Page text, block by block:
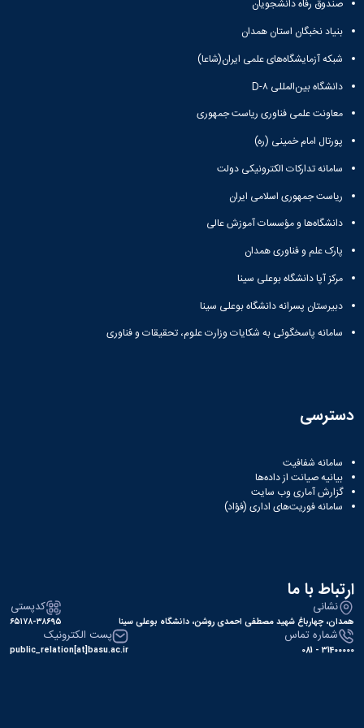
Research
صندوق رفاه دانشجویان
بنیاد نخبگان استان همدان
شبکه آزمایشگاه‌های علمی ایران(شاعا)
دانشگاه بین‌المللی D-۸
معاونت علمی فناوری ریاست جمهوری
پورتال امام خمینی (ره)
سامانه تدارکات الکترونیکی دولت
ریاست جمهوری اسلامی ایران
دانشگاه‌ها و مؤسسات آموزش عالی
پارک علم و فناوری همدان
مرکز آپا دانشگاه بوعلی سینا
دبیرستان پسرانه دانشگاه بوعلی سینا
سامانه پاسخگوئی به شکایات وزارت علوم، تحقیقات و فناوری
دسترسی
سامانه شفافیت
بیانیه صیانت از داده‌ها
گزارش آماری وب‌ سایت
سامانه فوریت‌های اداری (فؤاد)
ارتباط با ما
نشانی
همدان، چهارباغ شهید مصطفی احمدی روشن، دانشگاه بوعلی سینا
کدپستی
۶۵۱۷۸-۳۸۶۹۵
شماره تماس
31400000 - 081
پست الکترونیک
public_relation[at]basu.ac.ir